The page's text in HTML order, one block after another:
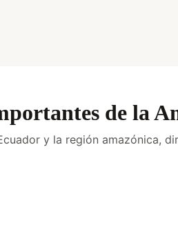
de la
y la región amazónica,